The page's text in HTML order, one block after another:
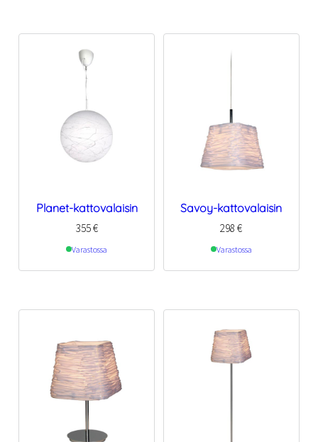
Planet-kattovalaisin
355€
Varastossa
Savoy-kattovalaisin
298€
Varastossa